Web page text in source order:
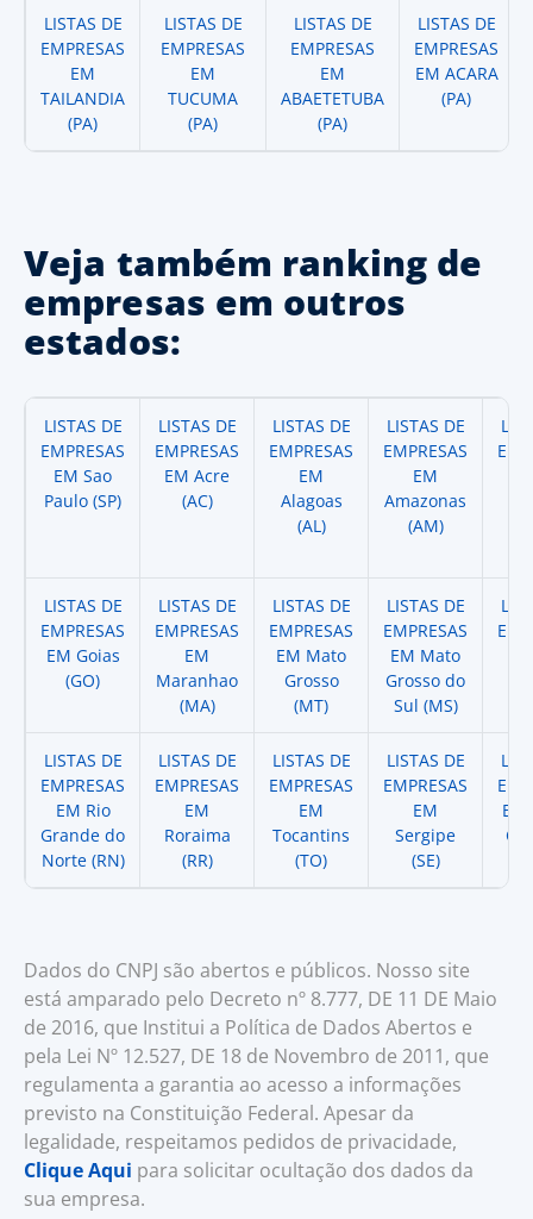
LISTAS DE
EMPRESAS
EM
TAILANDIA
(PA)
LISTAS DE
EMPRESAS
EM
TUCUMA
(PA)
LISTAS DE
EMPRESAS
EM
ABAETETUBA
(PA)
LISTAS DE
EMPRESAS
EM ACARA
(PA)
Veja também ranking de
empresas em outros
estados:
LISTAS DE
EMPRESAS
EM Sao
Paulo (SP)
LISTAS DE
EMPRESAS
EM Acre
(AC)
LISTAS DE
EMPRESAS
EM
Alagoas
(AL)
LISTAS DE
EMPRESAS
EM
Amazonas
(AM)
LISTAS DE
EMPRESAS
EM Goias
(GO)
LISTAS DE
EMPRESAS
EM
Maranhao
(MA)
LISTAS DE
EMPRESAS
EM Mato
Grosso
(MT)
LISTAS DE
EMPRESAS
EM Mato
Grosso do
Sul (MS)
LISTAS DE
EMPRESAS
EM Rio
Grande do
Norte (RN)
LISTAS DE
EMPRESAS
EM
Roraima
(RR)
LISTAS DE
EMPRESAS
EM
Tocantins
(TO)
LISTAS DE
EMPRESAS
EM
Sergipe
(SE)
EM
Dados do CNPJ são abertos e públicos. Nosso site
está amparado pelo Decreto nº 8.777, DE 11 DE Maio
de 2016, que Institui a Política de Dados Abertos e
pela Lei Nº 12.527, DE 18 de Novembro de 2011, que
regulamenta a garantia ao acesso a informações
previsto na Constituição Federal. Apesar da
legalidade, respeitamos pedidos de privacidade,
Clique Aqui para solicitar ocultação dos dados da
sua empresa.